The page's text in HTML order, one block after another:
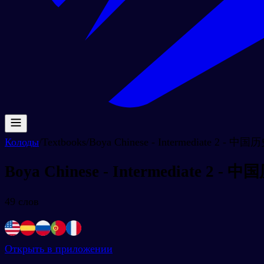
Колоды/Textbooks/Boya Chinese - Intermediate 2 - 中国历
Boya Chinese - Intermediate 2 - 中国
49 слов
Открыть в приложении